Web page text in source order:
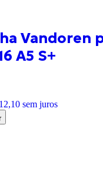
Vandoren
A5 S+
sem juros